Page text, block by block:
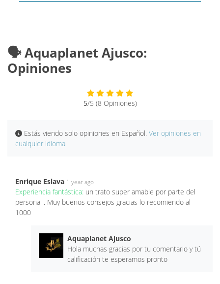
🗣️ Aquaplanet Ajusco:
Opiniones
5/5 (8 Opiniones)
Estás viendo solo opiniones en Español. Ver opiniones en
cualquier idioma
Enrique Eslava 1 year ago
Experiencia fantástica: un trato super amable por parte del
personal . Muy buenos consejos gracias lo recomiendo al
1000
Aquaplanet Ajusco
Hola muchas gracias por tu comentario y tú
calificación te esperamos pronto